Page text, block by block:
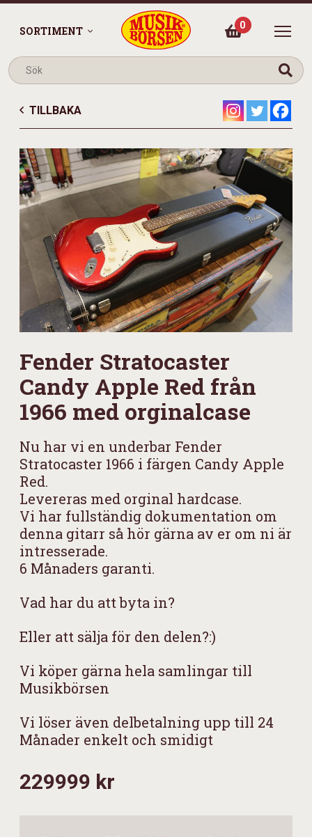
SORTIMENT 0
TILLBAKA
Fender Stratocaster
Candy Apple Red från
1966 med orginalcase
Nu har vi en underbar Fender
Stratocaster 1966 i färgen Candy Apple
Red.
Levereras med orginal hardcase.
Vi har fullständig dokumentation om
denna gitarr så hör gärna av er om ni är
intresserade.
6 Månaders garanti.
Vad har du att byta in?
Eller att sälja för den delen?:)
Vi köper gärna hela samlingar till
Musikbörsen
Vi löser även delbetalning upp till 24
Månader enkelt och smidigt
229999 kr